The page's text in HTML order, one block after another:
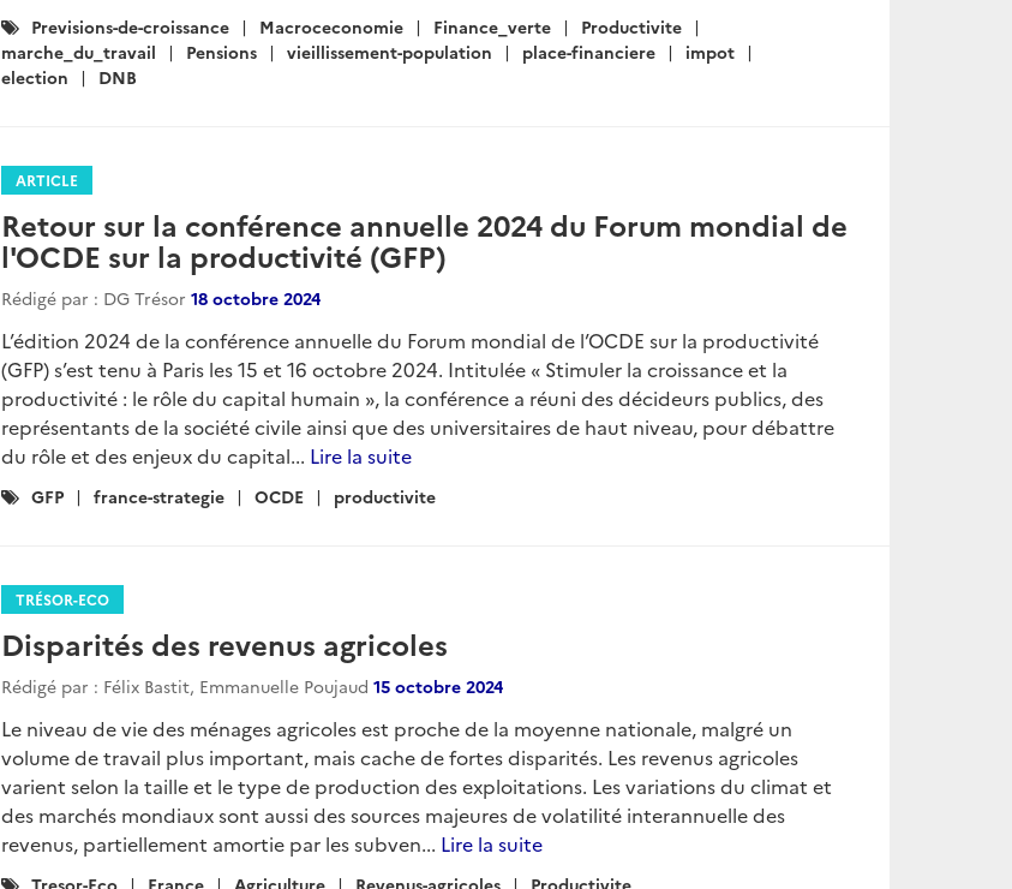
Catégories
:
Previsions-de-croissance Macroceconomie Finance_verte
Productivite
marche_du_travail
Pensions vieillissement-population place-financiere
impot
election
DNB
ARTICLE
Retour sur la conférence annuelle 2024 du Forum mondial de
l'OCDE sur la productivité (GFP)
Rédigé par : DG Trésor 18 octobre 2024
L’édition 2024 de la conférence annuelle du Forum mondial de l’OCDE sur la productivité
(GFP) s’est tenu à Paris les 15 et 16 octobre 2024. Intitulée « Stimuler la croissance et la
productivité : le rôle du capital humain », la conférence a réuni des décideurs publics, des
représentants de la société civile ainsi que des universitaires de haut niveau, pour débattre
du rôle et des enjeux du capital... Lire la suite
Catégories
GFP france-strategie OCDE productivite
TRÉSOR-ECO
Disparités des revenus agricoles
Rédigé par : Félix Bastit, Emmanuelle Poujaud 15 octobre 2024
Le niveau de vie des ménages agricoles est proche de la moyenne nationale, malgré un
volume de travail plus important, mais cache de fortes disparités. Les revenus agricoles
varient selon la taille et le type de production des exploitations. Les variations du climat et
des marchés mondiaux sont aussi des sources majeures de volatilité interannuelle des
revenus, partiellement amortie par les subven... Lire la suite
Catégories
Tresor-Eco France Agriculture Revenus-agricoles Productivite